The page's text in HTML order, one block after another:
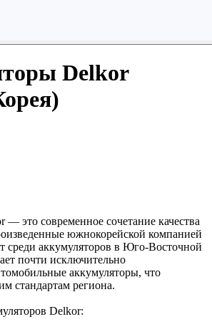
Delkor
это современное сочетание качества
южнокорейской компанией
среди аккумуляторов в Юго-Восточной
почти исключительно
аккумуляторы, что
стандартам региона.
Delkor: